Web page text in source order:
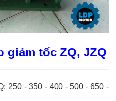
giảm tốc ZQ, JZQ
250 - 350 - 400 - 500 - 650 -